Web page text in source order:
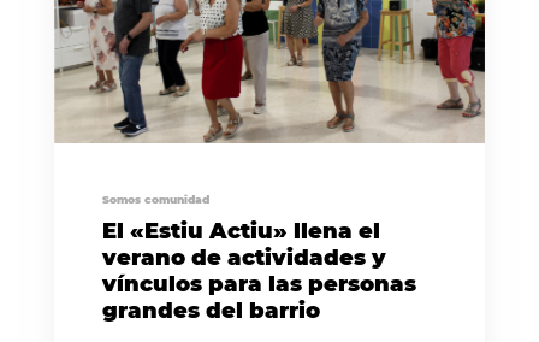
Somos comunidad
El «Estiu Actiu» llena el
verano de actividades y
vínculos para las personas
grandes del barrio